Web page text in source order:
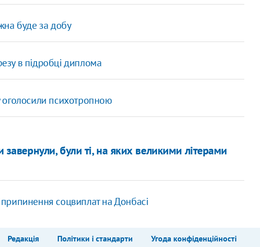
буде за добу
в підробці диплома
оголосили психотропною
були ті, на яких великими літерами
соцвиплат на Донбасі
Редакція Політики і стандарти Угода конфіденційності